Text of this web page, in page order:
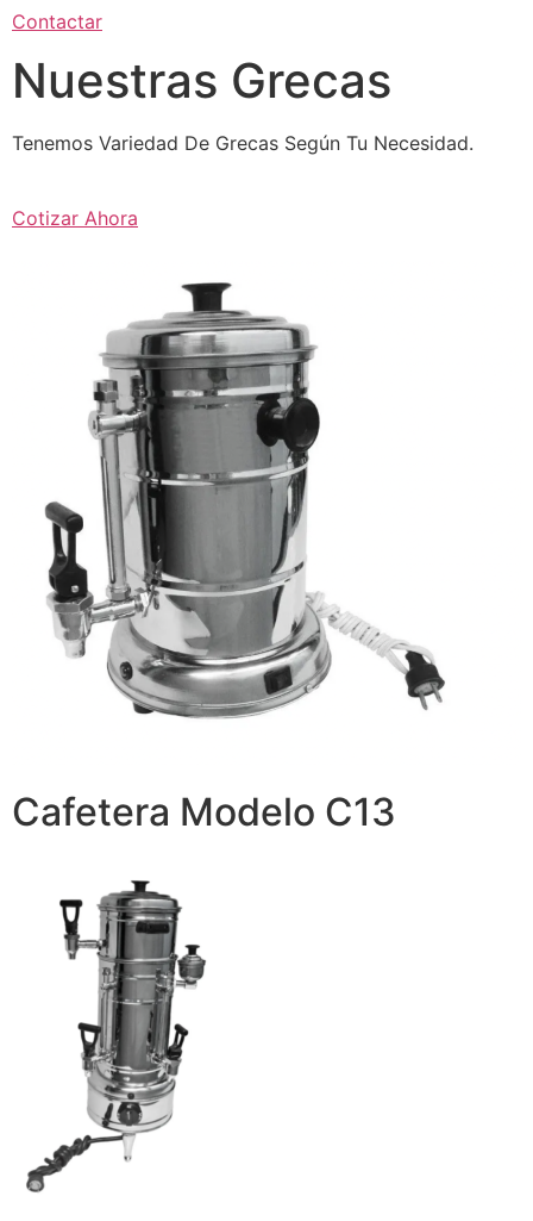
Contactar
Nuestras Grecas
Tenemos Variedad De Grecas Según Tu Necesidad.
Cotizar Ahora
Cafetera Modelo C13